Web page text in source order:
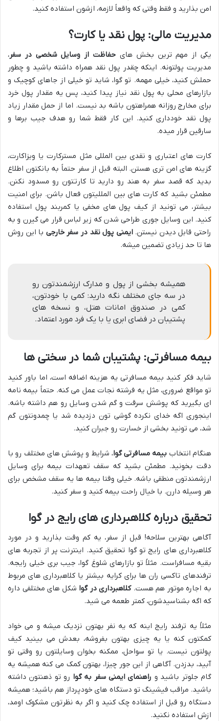
امن بذارید و فقط وقتی که واقعاً لازمه، ازشون استفاده کنید.
مدیریت مالی: پول نقد یا کارت؟
یکی از مهم ترین بخش های حفاظت از وسایل شخصی در سفر،
مدیریت پولتونه. اینکه چقدر پول نقد همراه داشته باشید و چطور
حملش کنید، خیلی مهمه. تو گوا، شاید تو خیلی از جاهای کوچیک و
بازارهای محلی به پول نقد نیاز پیدا کنید، پس یه مقدار پول خرد
برای مخارج روزانه همراهتون باشه بد نیست. اما از حمل مقدار زیاد
پول نقد خودداری کنید. این کار فقط شما رو هدف جیب برها و
سارقین قرار میده.
کارت های اعتباری و نقدی بین المللی مثل مسترکارت یا ویزاکارت،
گزینه های امن تری هستن. البته قبل از سفر حتماً به بانکتون اطلاع
بدید که قصد سفر به هند رو دارید تا کارتتون رو مسدود نکنن.
مطمئن بشید که کارت های بین المللیتون فعال باشن. برای امنیت
بیشتر، می تونید از کیف پول های مخفی یا کمربند پول استفاده
کنید. این وسایل جوری طراحی شدن که زیر لباس قرار می گیرن و به
راحتی قابل دیدن نیستن.ایمنی پول نقد در سفر خارجی با این روش
ها تا حد زیادی تضمین میشه.
همیشه بخشی از پول و مدارک ارزشمندتون رو
در سه جای مختلف نگه دارید: کمی با خودتون،
کمی در صندوق امانات هتل، و نسخه های
پشتیبان در فضای ابری یا با یک فرد مورد اعتماد.
بیمه مسافرتی: پشتیبان شما در سختی ها
شاید فکر کنید بیمه مسافرتی یه هزینه اضافه است، اما باور کنید
تو مواقع ضروری، مثل یه فرشته نجات عمل می کنه. حتماً بیمه نامه
ای بگیرید که پوشش سرقت و گم شدن وسایل رو هم داشته باشه.
اینجوری اگه خدای نکرده گوشی تون دزدیده شد یا چمدونتون گم
شد، می تونید بخشی از خسارت رو جبران کنید.
هنگام انتخاب بیمه مسافرتی گوا، شرایط و پوشش های مختلف رو با
دقت بخونید. مطمئن بشید که سقف تعهدات بیمه برای وسایل
ارزشمندتون منطقی باشه. خیلی وقتا بیمه ها یه سقف مشخص برای
هر وسیله دارن. با خیال راحت بیمه کنید و سفر کنید.
تحقیق درباره کلاهبرداری های رایج در گوا
آگاهی بهترین سلاحه! قبل از سفر، یه کم وقت بذارید و در مورد
کلاهبرداری های رایج تو گوا تحقیق کنید. اینترنت پر از تجربه های
بقیه مسافراست. مثلاً تو بازارهای شلوغ گوا، جیب بری خیلی رایجه.
ترفندهای تاکسی ران ها برای کرایه بیشتر یا کلاهبرداری های مربوط
به اجاره موتور هم هست.کلاهبرداری در گوا شکل های مختلفی داره
که اگه بشناسیدشون، کمتر طعمه می شید.
مثلاً یه ترفند رایج اینه که یه نفر بهتون نزدیک میشه و می خواد
کمکتون کنه یا یه چیزی بهتون بفروشه، بعدش می بینید کیف
پولتون نیست. یا تو سواحل، ممکنه بخوان وسایلتون رو وقتی تو
آبید، بدزدن. آگاهی از این جور چیزا، بهتون کمک می کنه همیشه یه
گام جلوتر باشید و راهنمای ایمنی سفر به گوا رو تو ذهنتون داشته
باشید. مراقب فیشینگ تو دستگاه های خودپرداز هم باشید؛ همیشه
دستگاه رو قبل از استفاده چک کنید و اگر به نظرتون مشکوک اومد،
ازش استفاده نکنید.